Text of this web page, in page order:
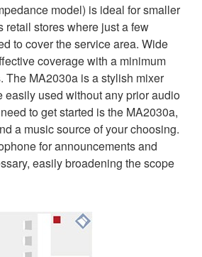
model) is ideal for smaller
retail stores where just a few
to cover the service area. Wide
coverage with a minimum
The MA2030a is a stylish mixer
easily used without any prior audio
to get started is the MA2030a,
a music source of your choosing.
for announcements and
easily broadening the scope